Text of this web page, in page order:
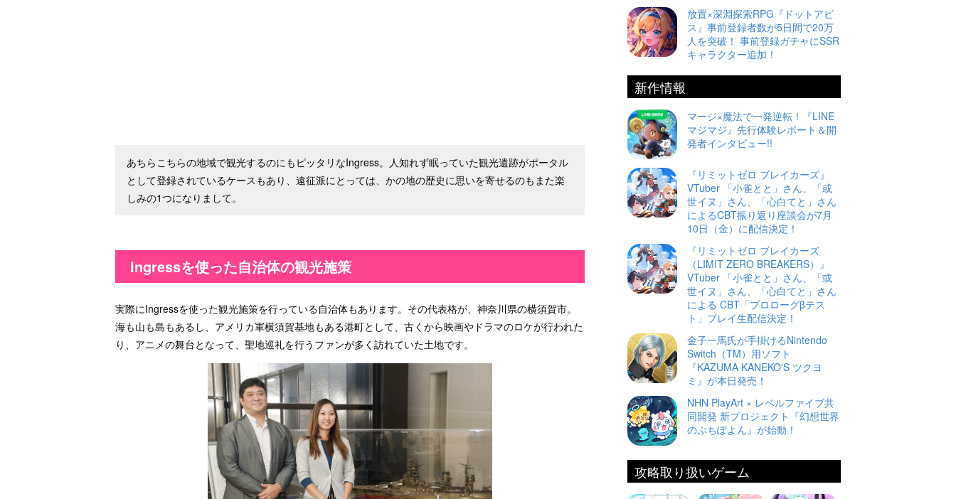
あちらこちらの地域で観光するのにもピッタリなIngress。人知れず眠っていた観光遺跡がポータル
として登録されているケースもあり、遠征派にとっては、かの地の歴史に思いを寄せるのもまた楽
しみの1つになりまして。
Ingressを使った自治体の観光施策
実際にIngressを使った観光施策を行っている自治体もあります。その代表格が、神奈川県の横須賀市。
海も山も島もあるし、アメリカ軍横須賀基地もある港町として、古くから映画やドラマのロケが行われた
り、アニメの舞台となって、聖地巡礼を行うファンが多く訪れていた土地です。
放置×深淵探索RPG『ドットアビ
ス』事前登録者数が5日間で20万
人を突破！ 事前登録ガチャにSSR
キャラクター追加！
新作情報
マージ×魔法で一発逆転！『LINE
マジマジ』先行体験レポート＆開
発者インタビュー!!
『リミットゼロ ブレイカーズ』
VTuber 「小雀とと」さん、「或
世イヌ」さん、「心白てと」さん
によるCBT振り返り座談会が7月
10日（金）に配信決定！
『リミットゼロ ブレイカーズ
（LIMIT ZERO BREAKERS）』
VTuber 「小雀とと」さん、「或
世イヌ」さん、「心白てと」さん
による CBT「プロローグβテス
ト」プレイ生配信決定！
金子一馬氏が手掛けるNintendo
Switch（TM）用ソフト
『KAZUMA KANEKO'S ツクヨ
ミ』が本日発売！
NHN PlayArt × レベルファイブ共
同開発 新プロジェクト『幻想世界
のぷちぽよん』が始動！
攻略取り扱いゲーム